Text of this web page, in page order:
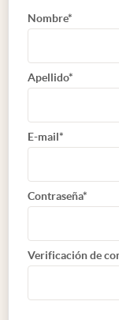
Nombre*
Apellido*
E-mail*
Contraseña*
Verificación de